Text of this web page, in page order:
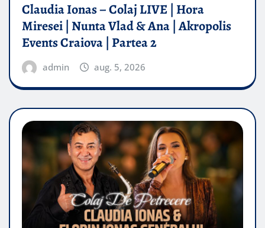
Claudia Ionas – Colaj LIVE | Hora
Miresei | Nunta Vlad & Ana | Akropolis
Events Craiova | Partea 2
admin aug. 5, 2026